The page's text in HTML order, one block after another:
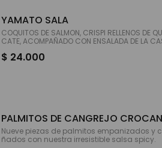
YAMATO SALA
COQUITOS DE SALMON, CRISPI RELLENOS DE
CATE, ACOMPAÑADO CON ENSALADA DE LA
$ 24.000
PALMITOS DE CANGREJO
Nueve piezas de palmitos empanizados y
ñados con nuestra irresistible salsa spicy.